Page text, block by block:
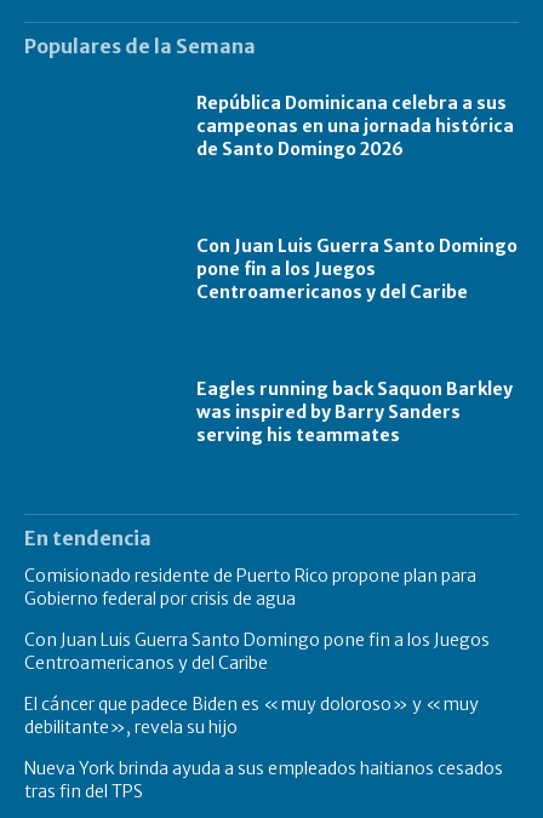
Populares de la Semana
República Dominicana celebra a sus
campeonas en una jornada histórica
de Santo Domingo 2026
Con Juan Luis Guerra Santo Domingo
pone fin a los Juegos
Centroamericanos y del Caribe
Eagles running back Saquon Barkley
was inspired by Barry Sanders
serving his teammates
En tendencia
Comisionado residente de Puerto Rico propone plan para
Gobierno federal por crisis de agua
Con Juan Luis Guerra Santo Domingo pone fin a los Juegos
Centroamericanos y del Caribe
El cáncer que padece Biden es «muy doloroso» y «muy
debilitante», revela su hijo
Nueva York brinda ayuda a sus empleados haitianos cesados
tras fin del TPS